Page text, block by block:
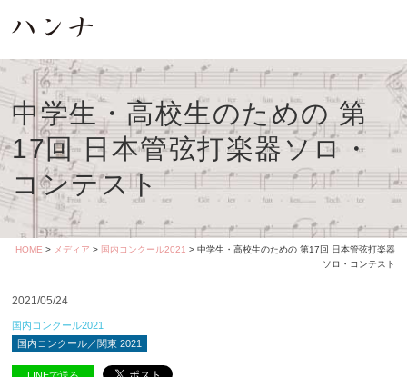
中学生・高校生のための 第
17回 日本管弦打楽器ソロ・
コンテスト
HOME > メディア > 国内コンクール2021 > 中学生・高校生のための 第17回 日本管弦打楽器
ソロ・コンテスト
2021/05/24
国内コンクール2021
国内コンクール／関東 2021